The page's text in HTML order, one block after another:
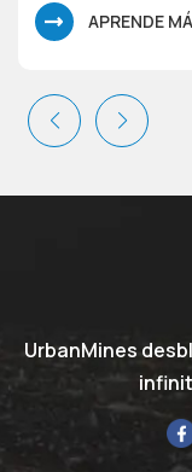
para usosAPRENDE
UrbanMines